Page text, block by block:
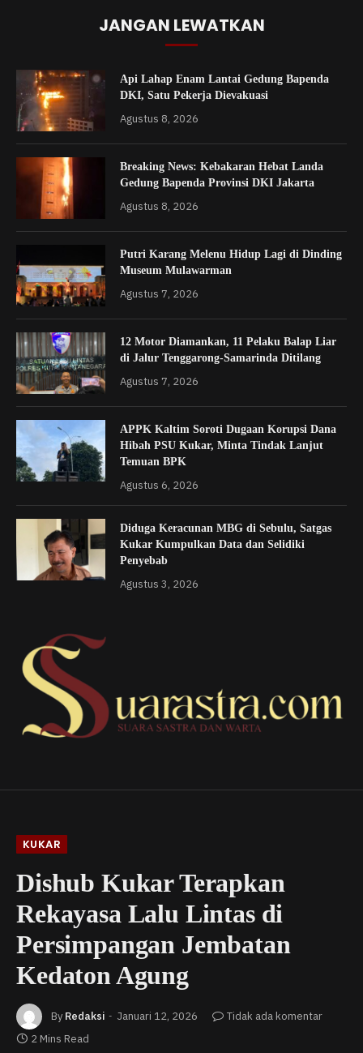
JANGAN LEWATKAN
Api Lahap Enam Lantai Gedung Bapenda
DKI, Satu Pekerja Dievakuasi
Agustus 8, 2026
Breaking News: Kebakaran Hebat Landa
Gedung Bapenda Provinsi DKI Jakarta
Agustus 8, 2026
Putri Karang Melenu Hidup Lagi di Dinding
Museum Mulawarman
Agustus 7, 2026
12 Motor Diamankan, 11 Pelaku Balap Liar
di Jalur Tenggarong-Samarinda Ditilang
Agustus 7, 2026
APPK Kaltim Soroti Dugaan Korupsi Dana
Hibah PSU Kukar, Minta Tindak Lanjut
Temuan BPK
Agustus 6, 2026
Diduga Keracunan MBG di Sebulu, Satgas
Kukar Kumpulkan Data dan Selidiki
Penyebab
Agustus 3, 2026
KUKAR
Dishub Kukar Terapkan
Rekayasa Lalu Lintas di
Persimpangan Jembatan
Kedaton Agung
By Redaksi Januari 12, 2026
Tidak ada komentar
2 Mins Read